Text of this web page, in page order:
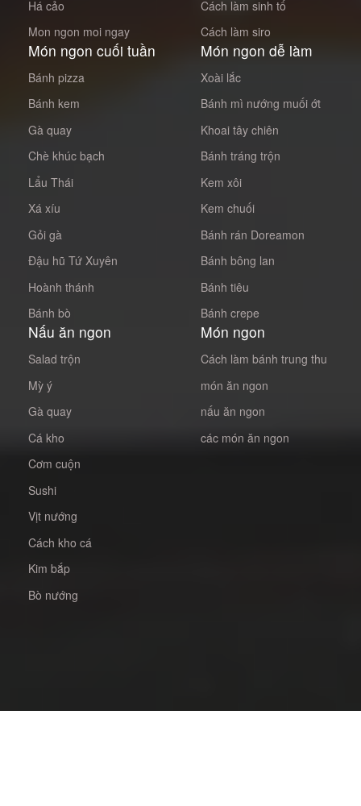
Há cảo
Mon ngon moi ngay
Cách làm sinh tố
Cách làm siro
Món ngon cuối tuần
Bánh pizza
Bánh kem
Gà quay
Chè khúc bạch
Lẩu Thái
Xá xíu
Gỏi gà
Đậu hũ Tứ Xuyên
Hoành thánh
Bánh bò
Món ngon dễ làm
Xoài lắc
Bánh mì nướng muối ớt
Khoai tây chiên
Bánh tráng trộn
Kem xôi
Kem chuối
Bánh rán Doreamon
Bánh bông lan
Bánh tiêu
Bánh crepe
Nấu ăn ngon
Salad trộn
Mỳ ý
Gà quay
Cá kho
Cơm cuộn
Sushi
Vịt nướng
Cách kho cá
Kim bắp
Bò nướng
Món ngon
Cách làm bánh trung thu
món ăn ngon
nấu ăn ngon
các món ăn ngon